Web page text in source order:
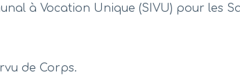
à Vocation Unique (SIVU) pour les
de Corps.